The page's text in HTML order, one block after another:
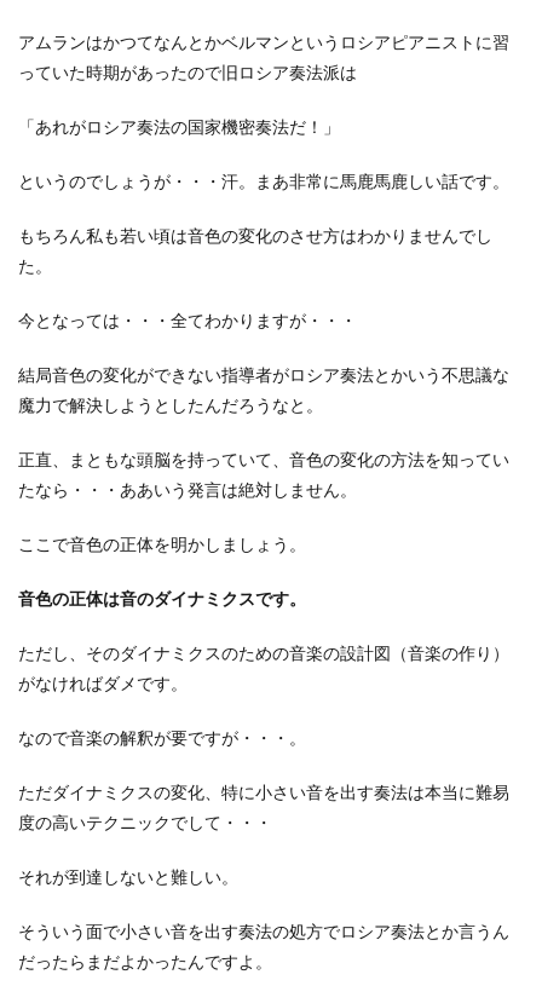
アムランはかつてなんとかベルマンというロシアピアニストに習
っていた時期があったので旧ロシア奏法派は
「あれがロシア奏法の国家機密奏法だ！」
というのでしょうが・・・汗。まあ非常に馬鹿馬鹿しい話です。
もちろん私も若い頃は音色の変化のさせ方はわかりませんでし
た。
今となっては・・・全てわかりますが・・・
結局音色の変化ができない指導者がロシア奏法とかいう不思議な
魔力で解決しようとしたんだろうなと。
正直、まともな頭脳を持っていて、音色の変化の方法を知ってい
たなら・・・ああいう発言は絶対しません。
ここで音色の正体を明かしましょう。
音色の正体は音のダイナミクスです。
ただし、そのダイナミクスのための音楽の設計図（音楽の作り）
がなければダメです。
なので音楽の解釈が要ですが・・・。
ただダイナミクスの変化、特に小さい音を出す奏法は本当に難易
度の高いテクニックでして・・・
それが到達しないと難しい。
そういう面で小さい音を出す奏法の処方でロシア奏法とか言うん
だったらまだよかったんですよ。